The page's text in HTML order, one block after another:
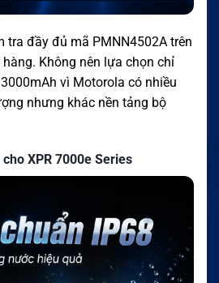
tra đầy đủ mã PMNN4502A trên
Không nên lựa chọn chỉ
vì Motorola có nhiều
nhưng khác nền tảng bộ
XPR 7000e Series